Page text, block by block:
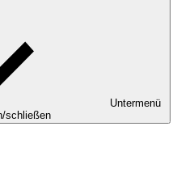
Untermenü
schließen